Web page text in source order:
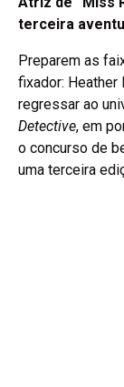
terceira
Preparem as
fixador: Heather
regressar ao
Detective, em
o concurso de
uma terceira